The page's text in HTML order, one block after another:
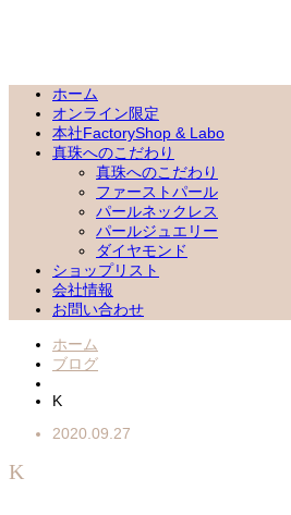
ホーム
オンライン限定
本社FactoryShop & Labo
真珠へのこだわり
真珠へのこだわり
ファーストパール
パールネックレス
パールジュエリー
ダイヤモンド
ショップリスト
会社情報
お問い合わせ
ホーム
ブログ
K
2020.09.27
K